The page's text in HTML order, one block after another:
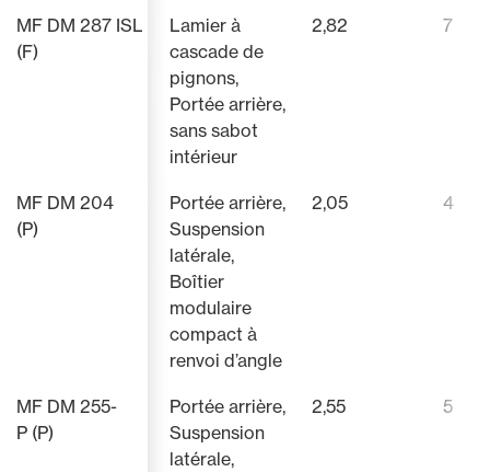
Lamier à
cascade de
pignons,
Portée arrière,
sans sabot
intérieur
2,82 7
Portée arrière,
Suspension
latérale,
Boîtier
modulaire
compact à
renvoi d’angle
2,05 4
Portée arrière,
Suspension
latérale,
2,55 5
MF DM 287 ISL
(F)
MF DM 204
(P)
MF DM 255-
P (P)